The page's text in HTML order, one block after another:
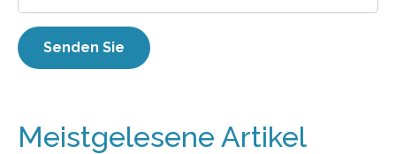
Meistgelesene Artikel